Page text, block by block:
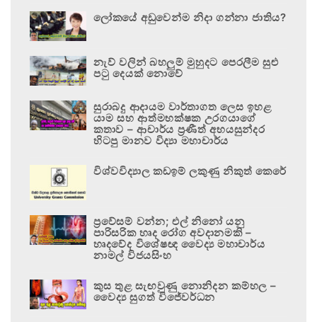
ලෝකයේ අඩුවෙන්ම නිදා ගන්නා ජාතිය?
නැව් වලින් බහලුම් මුහුදට පෙරලීම සුළු
පටු දෙයක් නොවේ
සුරාබදු ආදායම වාර්තාගත ලෙස ඉහළ
යාම සහ ආත්මභක්ෂක උරගයාගේ
කතාව – ආචාර්ය ප්‍රණීත් අභයසුන්දර
හිටපු මානව විද්‍යා මහාචාර්ය
විශ්වවිද්‍යාල කඩඉම් ලකුණු නිකුත් කෙරේ
ප්‍රවේසම් වන්න; එල් නිනෝ යනු
පාරිසරික හෘද රෝග අවදානමකි –
හෘදවේද විශේෂඥ වෛද්‍ය මහාචාර්ය
නාමල් විජයසිංහ
කුස තුළ සැඟවුණු නොනිදන කම්හල –
වෛද්‍ය සුගත් විජේවර්ධන